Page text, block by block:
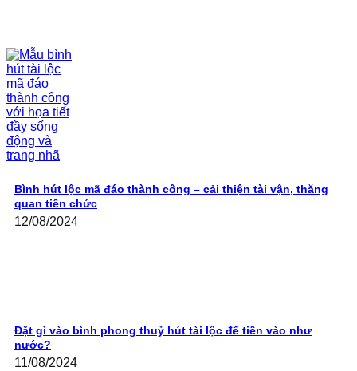
Bình hút lộc mã đáo thành công – cải thiện tài vận, thăng
quan tiến chức
12/08/2024
Đặt gì vào bình phong thuỷ hút tài lộc để tiền vào như
nước?
11/08/2024